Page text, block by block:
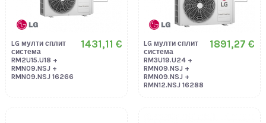
LG мулти сплит
система
RM2U15.U18 +
RMN09.NSJ +
RMN09.NSJ 16266
1431,11 €
LG мулти сплит
система
RM3U19.U24 +
RMN09.NSJ +
RMN09.NSJ +
RMN12.NSJ 16288
1891,27 €